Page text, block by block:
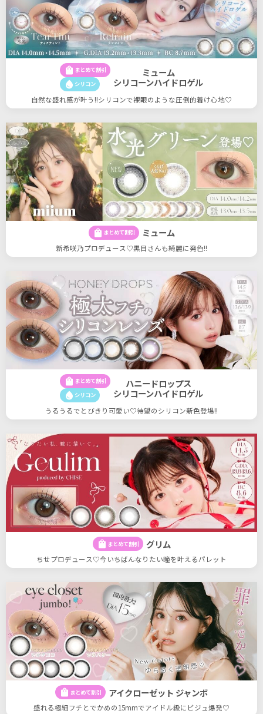
shopping_bag まとめて割引
water_drop シリコン
ミューム
シリコーンハイドロゲル
自然な盛れ感が叶う!!シリコンで裸眼のような圧倒的着け心地♡
shopping_bag まとめて割引 ミューム
新希咲乃プロデュース♡黒目さんも綺麗に発色!!
shopping_bag まとめて割引
water_drop シリコン
ハニードロップス
シリコーンハイドロゲル
うるうるでとびきり可愛い♡待望のシリコン新色登場!!
shopping_bag まとめて割引 グリム
ちせプロデュース♡今いちばんなりたい瞳を叶えるパレット
shopping_bag まとめて割引 アイクローゼット ジャンボ
盛れる極細フチとでかめの15mmでアイドル級にビジュ爆発♡